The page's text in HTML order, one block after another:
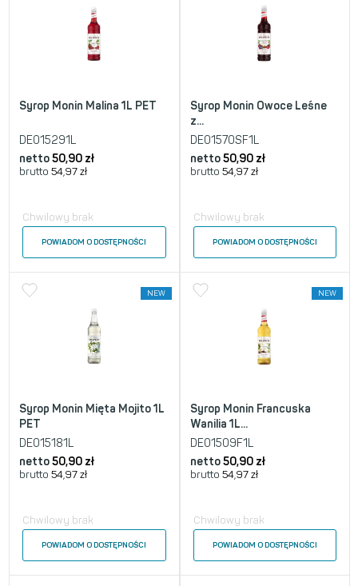
Syrop Monin Malina 1L PET
DE015291L
netto50,90 zł
brutto 54,97 zł
Chwilowy brak
POWIADOM O DOSTĘPNOŚCI
Syrop Monin Owoce Leśne
z...
DE01570SF1L
netto 50,90 zł
brutto 54,97 zł
Chwilowy brak
POWIADOM O DOSTĘPNOŚCI
NEW
Syrop Monin Mięta Mojito 1L
PET
DE015181L
netto50,90 zł
brutto 54,97 zł
Chwilowy brak
POWIADOM O DOSTĘPNOŚCI
NEW
Syrop Monin Francuska
Wanilia 1L...
DE01509F1L
netto 50,90 zł
brutto 54,97 zł
Chwilowy brak
POWIADOM O DOSTĘPNOŚCI